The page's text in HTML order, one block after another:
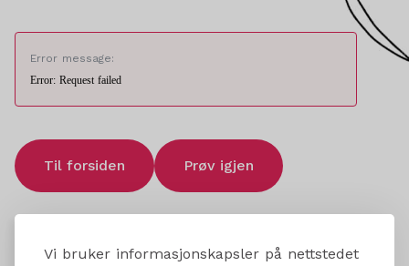
Vi bruker informasjonskapsler på nettstedet
Error message:
Error: Request failed
Til forsiden Prøv igjen